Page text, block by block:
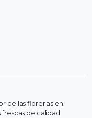
de las florerias en
de calidad